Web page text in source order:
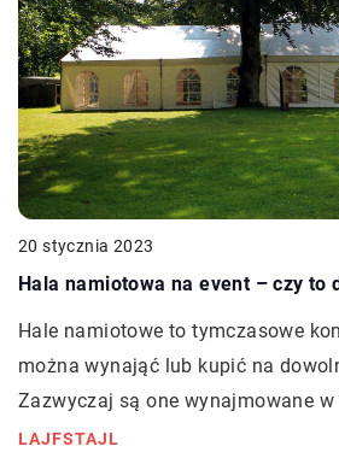
20 stycznia 2023
Hala namiotowa na event – czy to
Hale namiotowe to tymczasowe
można wynająć lub kupić na
Zazwyczaj są one wynajmowane
LAJFSTAJL